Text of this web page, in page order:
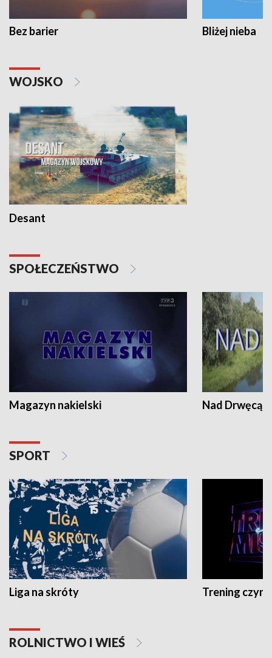
Bez barier Bliżej nieba
WOJSKO
Desant
SPOŁECZEŃSTWO
Magazyn nakielski Nad Drwęcą
SPORT
Liga na skróty Trening czyni
ROLNICTWO I WIEŚ